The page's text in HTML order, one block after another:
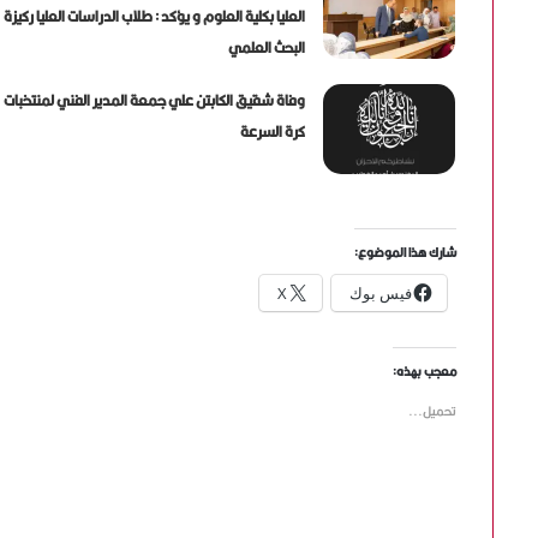
العليا بكلية العلوم و يؤكد : طلاب الدراسات العليا ركيزة
البحث العلمي
وفاة شقيق الكابتن علي جمعة المدير الفني لمنتخبات
كرة السرعة
شارك هذا الموضوع:
فيس بوك X
معجب بهذه:
تحميل...